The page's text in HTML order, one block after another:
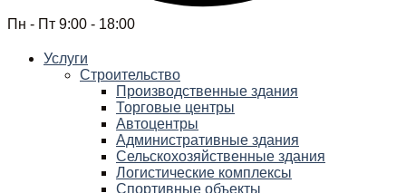
Пн - Пт 9:00 - 18:00
Услуги
Строительство
Производственные здания
Торговые центры
Автоцентры
Административные здания
Сельскохозяйственные здания
Логистические комплексы
Спортивные объекты